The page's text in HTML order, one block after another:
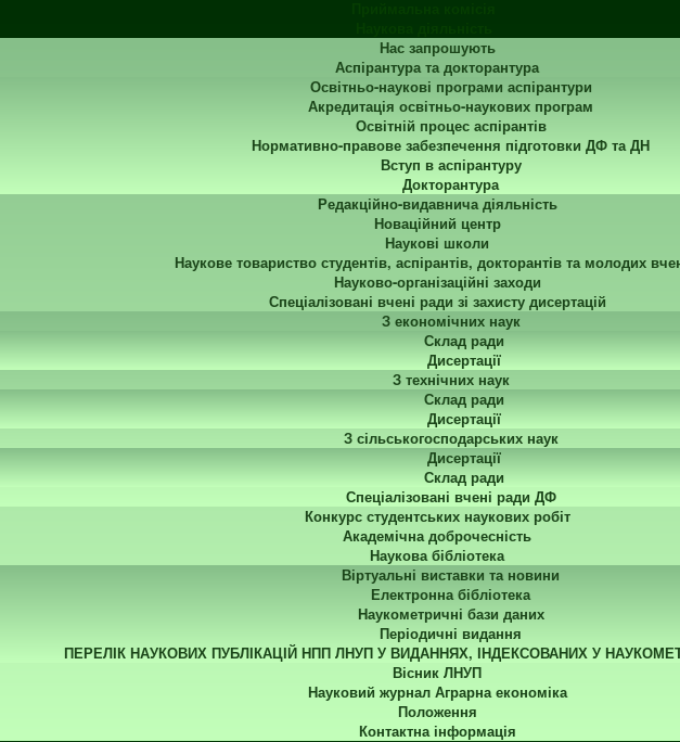
Нас запрошують
Аспірантура та докторантура
Освітньо-наукові програми аспірантури
Акредитація освітньо-наукових програм
Освітній процес аспірантів
Нормативно-правове забезпечення підготовки ДФ та ДН
Вступ в аспірантуру
Докторантура
Редакційно-видавнича діяльність
Новаційний центр
Наукові школи
Наукове товариство студентів, аспірантів, докторантів та молодих
Науково-організаційні заходи
Спеціалізовані вчені ради зі захисту дисертацій
З економічних наук
Склад ради
Дисертації
З технічних наук
Склад ради
Дисертації
З сільськогосподарських наук
Дисертації
Склад ради
Спеціалізовані вчені ради ДФ
Конкурс студентських наукових робіт
Академічна доброчесність
Наукова бібліотека
Віртуальні виставки та новини
Електронна бібліотека
Наукометричні бази даних
Періодичні видання
ПЕРЕЛІК НАУКОВИХ ПУБЛІКАЦІЙ НПП ЛНУП У ВИДАННЯХ, ІНДЕКСОВАНИХ У
Вісник ЛНУП
Науковий журнал Аграрна економіка
Положення
Контактна інформація